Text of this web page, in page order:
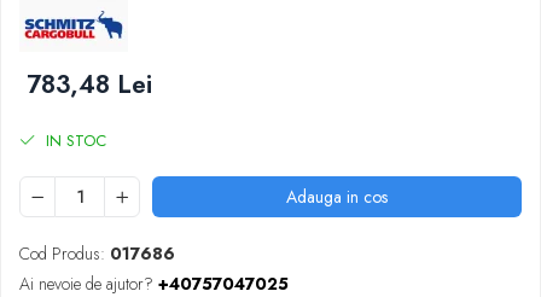
SUPAPE PNEUMATICE
783,48 Lei
IN STOC
Adauga in cos
Cod Produs: 017686
Ai nevoie de ajutor? +40757047025